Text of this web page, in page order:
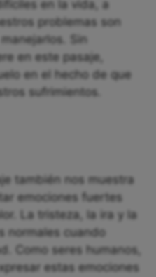
en la vida, a
problemas son
Sin
en este pasaje,
en el hecho de que
sufrimientos.
también nos muestra
emociones fuertes
La tristeza, la ira y la
normales cuando
Como seres humanos,
estas emociones